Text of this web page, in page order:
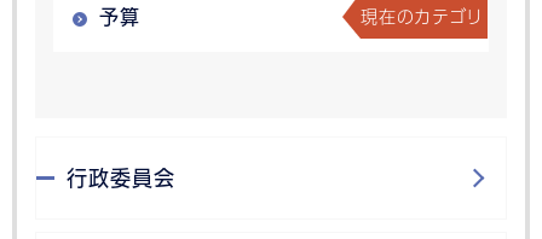
予算 現在のカテゴリ
行政委員会